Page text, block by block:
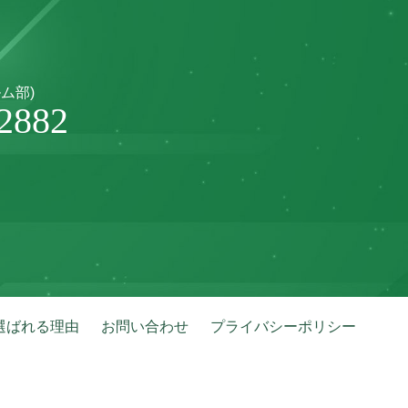
部)
ばれる理由 お問い合わせ プライバシーポリシー